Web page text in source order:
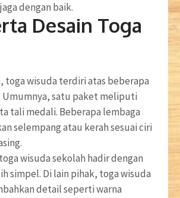
dengan baik.
Desain Toga
toga wisuda terdiri atas beberapa
Umumnya, satu paket meliputi
tali medali. Beberapa lembaga
selempang atau kerah sesuai ciri
wisuda sekolah hadir dengan
simpel. Di lain pihak, toga wisuda
detail seperti warna